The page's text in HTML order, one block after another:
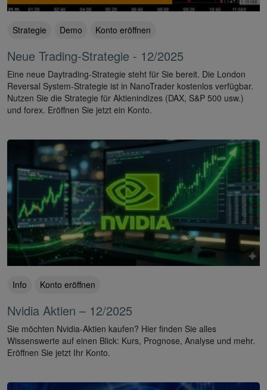
Strategie Demo Konto eröffnen
Neue Trading-Strategie - 12/2025
Eine neue Daytrading-Strategie steht für Sie bereit. Die London
Reversal System-Strategie ist in NanoTrader kostenlos verfügbar.
Nutzen Sie die Strategie für Aktienindizes (DAX, S&P 500 usw.)
und forex. Eröffnen Sie jetzt ein Konto.
Info Konto eröffnen
Nvidia Aktien – 12/2025
Sie möchten Nvidia-Aktien kaufen? Hier finden Sie alles
Wissenswerte auf einen Blick: Kurs, Prognose, Analyse und mehr.
Eröffnen Sie jetzt Ihr Konto.